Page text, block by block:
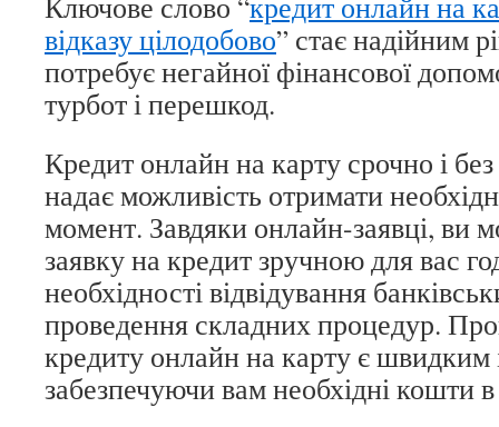
відказу цілодобово” стає надійним
потребує негайної фінансової
турбот і перешкод.
Кредит онлайн на карту срочно і без
надає можливість отримати
момент. Завдяки онлайн-заявці, ви
заявку на кредит зручною для вас
необхідності відвідування
проведення складних процедур.
кредиту онлайн на карту є швидким
забезпечуючи вам необхідні кошти